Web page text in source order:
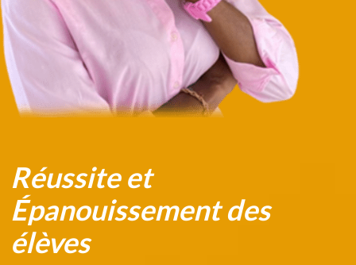
Réussite et
Épanouissement des
élèves